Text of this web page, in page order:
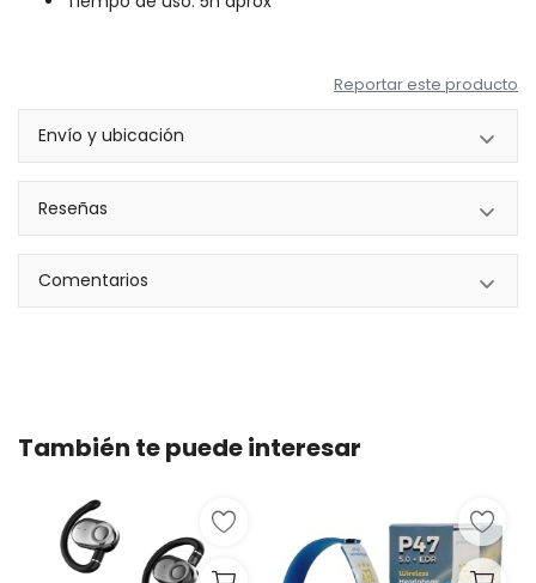
Reportar este producto
Envío y ubicación
Reseñas
Comentarios
También te puede interesar